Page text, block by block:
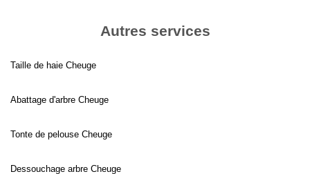
Autres services
Taille de haie Cheuge
Abattage d'arbre Cheuge
Tonte de pelouse Cheuge
Dessouchage arbre Cheuge